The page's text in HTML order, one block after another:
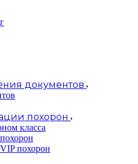
документов
похорон
класса
похорон